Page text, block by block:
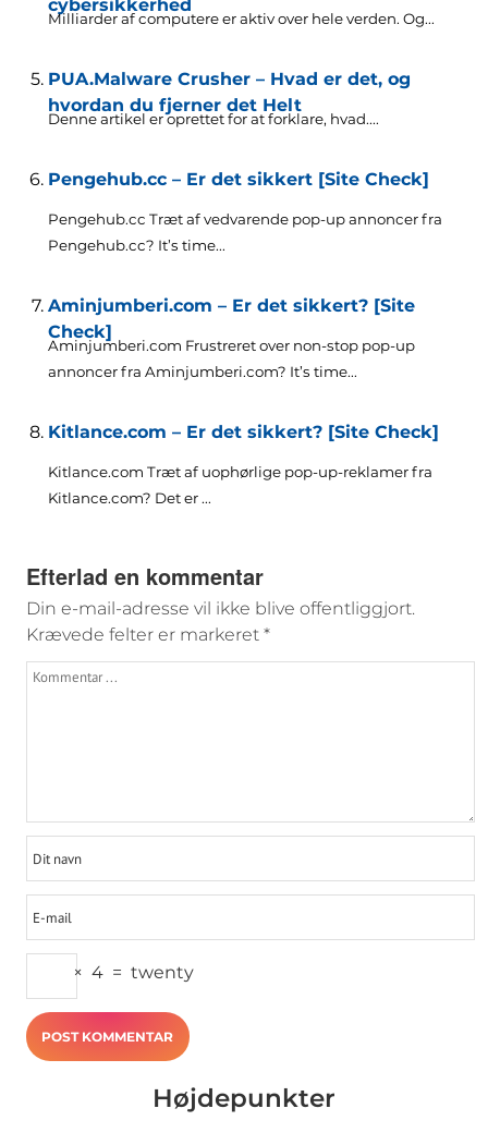
cybersikkerhed
Milliarder af computere er aktiv over hele verden. Og...
PUA.Malware Crusher – Hvad er det, og
hvordan du fjerner det Helt
Denne artikel er oprettet for at forklare, hvad....
Pengehub.cc – Er det sikkert [Site Check]
Pengehub.cc Træt af vedvarende pop-up annoncer fra
Pengehub.cc? It’s time...
Aminjumberi.com – Er det sikkert? [Site
Check]
Aminjumberi.com Frustreret over non-stop pop-up
annoncer fra Aminjumberi.com? It’s time...
Kitlance.com – Er det sikkert? [Site Check]
Kitlance.com Træt af uophørlige pop-up-reklamer fra
Kitlance.com? Det er ...
Efterlad en kommentar
Din e-mail-adresse vil ikke blive offentliggjort.
Krævede felter er markeret *
× 4 = twenty
Højdepunkter